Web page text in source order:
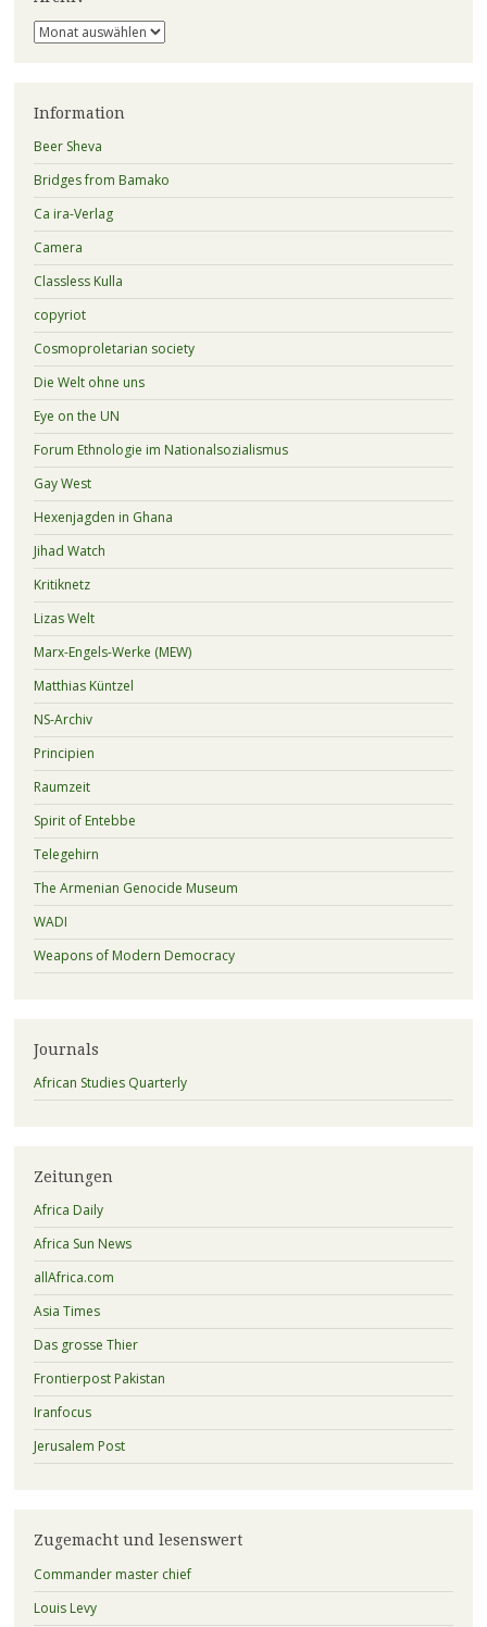
Archiv
Information
Beer Sheva
Bridges from Bamako
Ca ira-Verlag
Camera
Classless Kulla
copyriot
Cosmoproletarian society
Die Welt ohne uns
Eye on the UN
Forum Ethnologie im Nationalsozialismus
Gay West
Hexenjagden in Ghana
Jihad Watch
Kritiknetz
Lizas Welt
Marx-Engels-Werke (MEW)
Matthias Küntzel
NS-Archiv
Principien
Raumzeit
Spirit of Entebbe
Telegehirn
The Armenian Genocide Museum
WADI
Weapons of Modern Democracy
Journals
African Studies Quarterly
Zeitungen
Africa Daily
Africa Sun News
allAfrica.com
Asia Times
Das grosse Thier
Frontierpost Pakistan
Iranfocus
Jerusalem Post
Zugemacht und lesenswert
Commander master chief
Louis Levy